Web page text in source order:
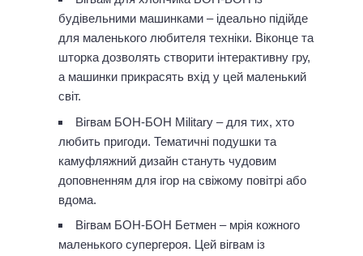
будівельними машинками – ідеально підійде
для маленького любителя техніки. Віконце та
шторка дозволять створити інтерактивну гру,
а машинки прикрасять вхід у цей маленький
світ.
Вігвам БОН-БОН Military – для тих, хто
любить пригоди. Тематичні подушки та
камуфляжний дизайн стануть чудовим
доповненням для ігор на свіжому повітрі або
вдома.
Вігвам БОН-БОН Бетмен – мрія кожного
маленького супергероя. Цей вігвам із